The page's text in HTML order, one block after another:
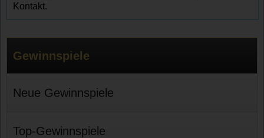
Kontakt.
Gewinnspiele
Neue Gewinnspiele
Top-Gewinnspiele